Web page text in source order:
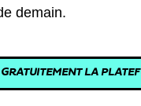
demain.
LA